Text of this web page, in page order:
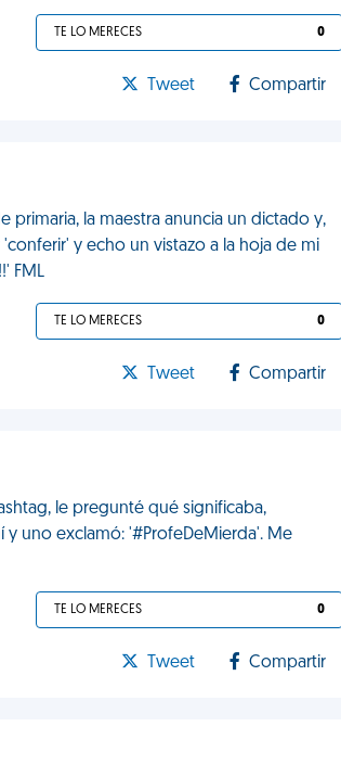
TE LO MERECES 0
Tweet Compartir
primaria, la maestra anuncia un dictado y,
y echo un vistazo a la hoja de mi
FML
TE LO MERECES 0
Tweet Compartir
le pregunté qué significaba,
uno exclamó: '#ProfeDeMierda'. Me
TE LO MERECES 0
Tweet Compartir